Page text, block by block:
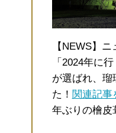
【NEWS】
「2024年に
が選ばれ、瑠
た！ 関連記事
年ぶりの檜皮